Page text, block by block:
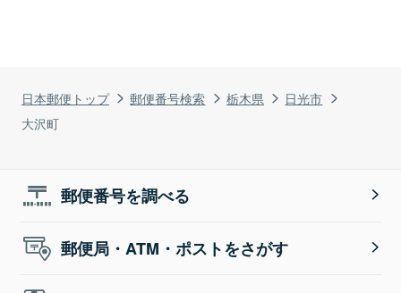
日本郵便トップ 郵便番号検索 栃木県
日光市
大沢町
郵便番号を調べる
郵便局・ATM・ポストをさがす